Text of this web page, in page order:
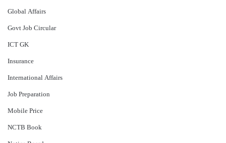
Global Affairs
Govt Job Circular
ICT GK
Insurance
International Affairs
Job Preparation
Mobile Price
NCTB Book